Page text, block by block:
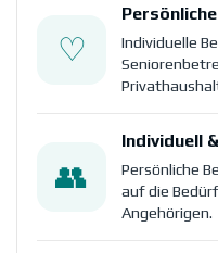
♡
Individuelle
👥
Individuell
Persönliche
auf die
Angehörigen.